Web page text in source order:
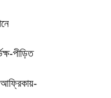
পীড়িত
আফ্রিকায়-